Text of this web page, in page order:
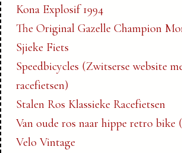
Kona Explosif 1994
The Original Gazelle Champion
Sjieke Fiets
Speedbicycles (Zwitserse website
racefietsen)
Stalen Ros Klassieke Racefietsen
Van oude ros naar hippe retro bike
Velo Vintage